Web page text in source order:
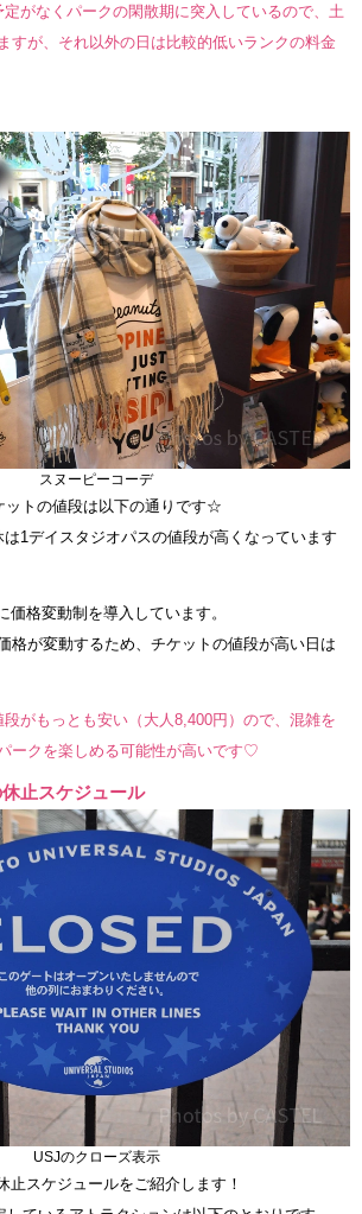
がなくパークの閑散期に突入しているので、土
すが、それ以外の日は比較的低いランクの料金
スヌーピーコーデ
ットの値段は以下の通りです☆
1デイスタジオパスの値段が高くなっています
価格変動制を導入しています。
格が変動するため、チケットの値段が高い日は
がもっとも安い（大人8,400円）ので、混雑を
ークを楽しめる可能性が高いです♡
止スケジュール
USJのクローズ表示
止スケジュールをご紹介します！